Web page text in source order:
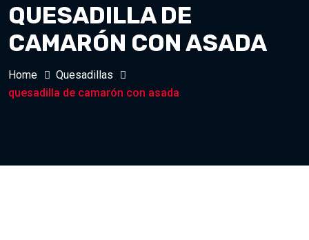
QUESADILLA DE
CAMARÓN CON ASADA
Home
Quesadillas
quesadilla de camarón con asada